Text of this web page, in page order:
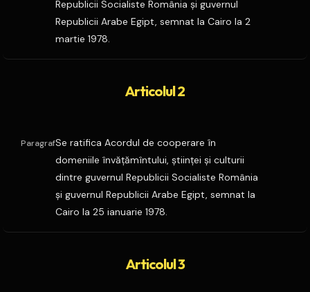
Republicii Socialiste România şi guvernul
Republicii Arabe Egipt, semnat la Cairo la 2
martie 1978.
Articolul 2
ParagrafSe ratifica Acordul de cooperare în
domeniile învăţămîntului, ştiinţei şi culturii
dintre guvernul Republicii Socialiste România
şi guvernul Republicii Arabe Egipt, semnat la
Cairo la 25 ianuarie 1978.
Articolul 3